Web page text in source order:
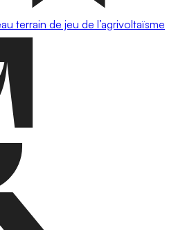
terrain de jeu de l’agrivoltaïsme